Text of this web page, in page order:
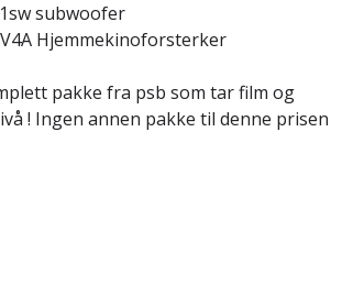
subwoofer
V4A Hjemmekinoforsterker
pakke fra psb som tar film og
! Ingen annen pakke til denne prisen